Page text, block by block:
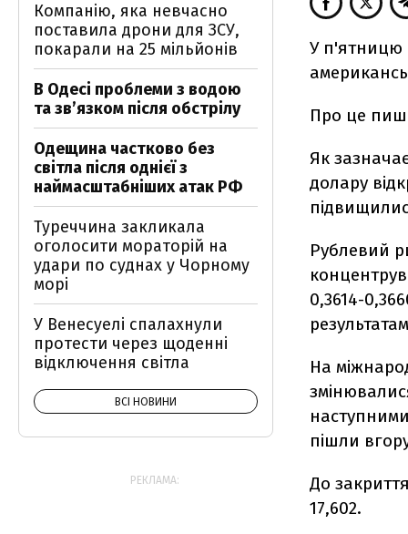
У п'ятницю
Про це
Як
долару
Рублевий
0,3614-
На
пішли
До
17,602.
Компанію, яка невчасно
поставила дрони для ЗСУ,
покарали на 25 мільйонів
В Одесі проблеми з водою
та звʼязком після обстрілу
Одещина частково без
світла після однієї з
наймасштабніших атак РФ
Туреччина закликала
оголосити мораторій на
удари по суднах у Чорному
морі
У Венесуелі спалахнули
протести через щоденні
відключення світла
ВСІ НОВИНИ
РЕКЛАМА: